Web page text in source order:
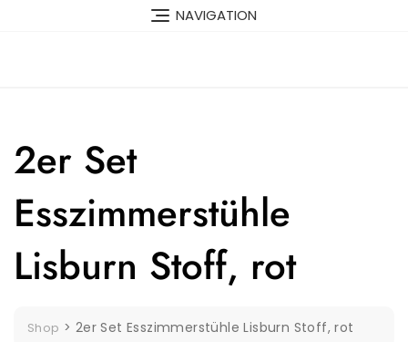
NAVIGATION
2er Set
Esszimmerstühle
Lisburn Stoff, rot
Shop > 2er Set Esszimmerstühle Lisburn Stoff, rot